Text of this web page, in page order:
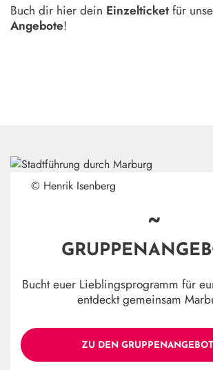
Buch dir hier dein Einzelticketfür
Angebote!
© Henrik Isenberg
~
Bucht euer Lieblingsprogramm für
entdeckt gemeinsam
ZU DEN